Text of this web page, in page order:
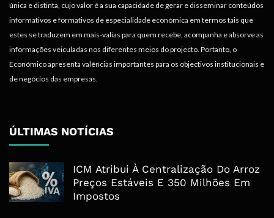
única e distinta, cujo valor é a sua capacidade de gerar e disseminar conteúdos
informativos e formativos de especialidade económica em termos tais que
estes se traduzem em mais-valias para quem recebe, acompanha e absorve as
informações veiculadas nos diferentes meios do projecto. Portanto, o
Económico apresenta valências importantes para os objectivos institucionais e
de negócios das empresas.
ÚLTIMAS NOTÍCIAS
ICM Atribui À Centralização Do Arroz
Preços Estáveis E 350 Milhões Em
Impostos